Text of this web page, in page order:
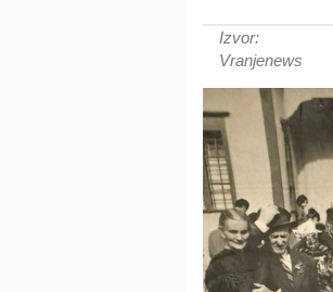
Izvor:
Vranjenews